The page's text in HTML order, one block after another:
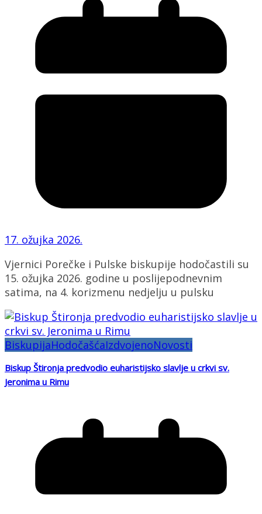
17. ožujka 2026.
Vjernici Porečke i Pulske biskupije hodočastili su
15. ožujka 2026. godine u poslijepodnevnim
satima, na 4. korizmenu nedjelju u pulsku
BiskupijaHodočašćaIzdvojenoNovosti
Biskup Štironja predvodio euharistijsko slavlje u crkvi sv.
Jeronima u Rimu